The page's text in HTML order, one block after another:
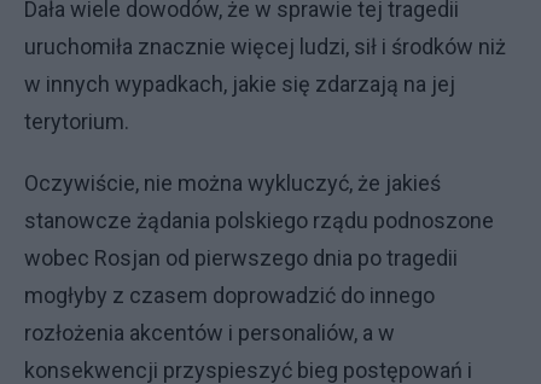
Dała wiele dowodów, że w sprawie tej tragedii
uruchomiła znacznie więcej ludzi, sił i środków niż
w innych wypadkach, jakie się zdarzają na jej
terytorium.
Oczywiście, nie można wykluczyć, że jakieś
stanowcze żądania polskiego rządu podnoszone
wobec Rosjan od pierwszego dnia po tragedii
mogłyby z czasem doprowadzić do innego
rozłożenia akcentów i personaliów, a w
konsekwencji przyspieszyć bieg postępowań i